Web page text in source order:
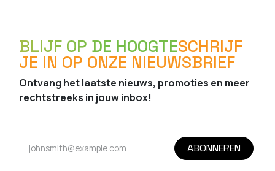
BLIJF OP DE HOOGTESCHRIJF
JE IN OP ONZE NIEUWSBRIEF
Ontvang het laatste nieuws, promoties en meer
rechtstreeks in jouw inbox!
ABONNEREN